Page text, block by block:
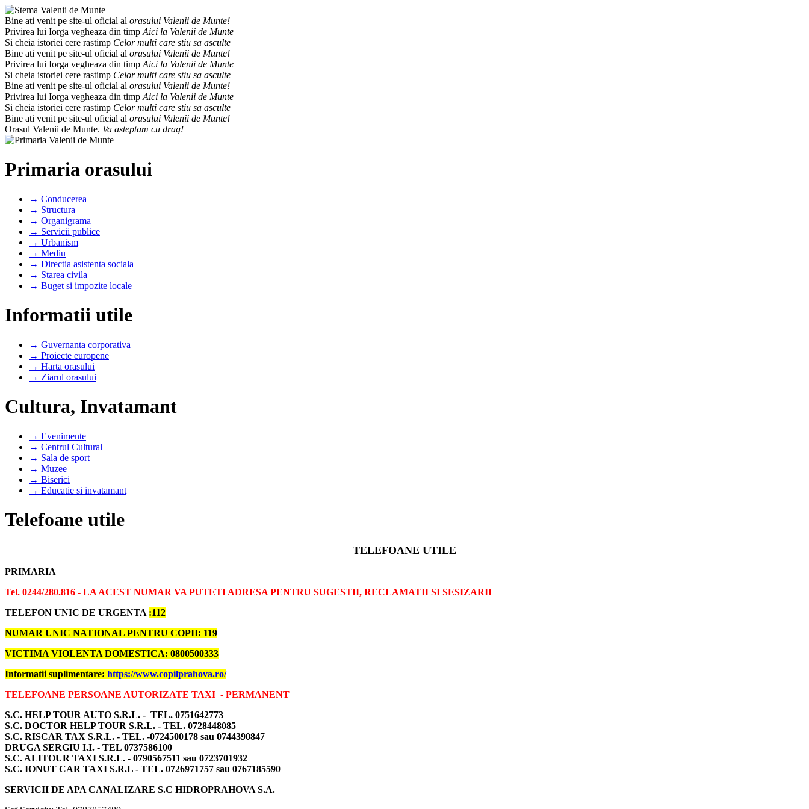
Bine ati venit pe site-ul oficial al orasului Valenii de Munte!
Privirea lui Iorga vegheaza din timp Aici la Valenii de Munte
Si cheia istoriei cere rastimp Celor multi care stiu sa asculte
Bine ati venit pe site-ul oficial al orasului Valenii de Munte!
Privirea lui Iorga vegheaza din timp Aici la Valenii de Munte
Si cheia istoriei cere rastimp Celor multi care stiu sa asculte
Bine ati venit pe site-ul oficial al orasului Valenii de Munte!
Privirea lui Iorga vegheaza din timp Aici la Valenii de Munte
Si cheia istoriei cere rastimp Celor multi care stiu sa asculte
Bine ati venit pe site-ul oficial al orasului Valenii de Munte!
Orasul Valenii de Munte. Va asteptam cu drag!
Primaria orasului
→ Conducerea
→ Structura
→ Organigrama
→ Servicii publice
→ Urbanism
→ Mediu
→ Directia asistenta sociala
→ Starea civila
→ Buget si impozite locale
Informatii utile
→ Guvernanta corporativa
→ Proiecte europene
→ Harta orasului
→ Ziarul orasului
Cultura, Invatamant
→ Evenimente
→ Centrul Cultural
→ Sala de sport
→ Muzee
→ Biserici
→ Educatie si invatamant
Telefoane utile
TELEFOANE UTILE
PRIMARIA
Tel. 0244/280.816 - LA ACEST NUMAR VA PUTETI ADRESA PENTRU SUGESTII, RECLAMATII SI SESIZARII
TELEFON UNIC DE URGENTA :112
NUMAR UNIC NATIONAL PENTRU COPII: 119
VICTIMA VIOLENTA DOMESTICA: 0800500333
Informatii suplimentare: https://www.copilprahova.ro/
TELEFOANE PERSOANE AUTORIZATE TAXI - PERMANENT
S.C. HELP TOUR AUTO S.R.L. - TEL. 0751642773
S.C. DOCTOR HELP TOUR S.R.L. - TEL. 0728448085
S.C. RISCAR TAX S.R.L. - TEL. -0724500178 sau 0744390847
DRUGA SERGIU I.I. - TEL 0737586100
S.C. ALITOUR TAXI S.R.L. - 0790567511 sau 0723701932
S.C. IONUT CAR TAXI S.R.L - TEL. 0726971757 sau 0767185590
SERVICII DE APA CANALIZARE S.C HIDROPRAHOVA S.A.